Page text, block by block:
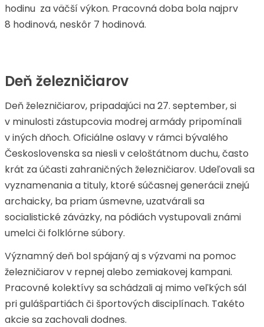
hodinu za väčší výkon. Pracovná doba bola najprv
8 hodinová, neskôr 7 hodinová.
Deň železničiarov
Deň železničiarov, pripadajúci na 27. september, si
v minulosti zástupcovia modrej armády pripomínali
v iných dňoch. Oficiálne oslavy v rámci bývalého
Československa sa niesli v celoštátnom duchu, často
krát za účasti zahraničných železničiarov. Udeľovali sa
vyznamenania a tituly, ktoré súčasnej generácii znejú
archaicky, ba priam úsmevne, uzatvárali sa
socialistické záväzky, na pódiách vystupovali známi
umelci či folklórne súbory.
Významný deň bol spájaný aj s výzvami na pomoc
železničiarov v repnej alebo zemiakovej kampani.
Pracovné kolektívy sa schádzali aj mimo veľkých sál
pri gulášpartiách či športových disciplínach. Takéto
akcie sa zachovali dodnes.